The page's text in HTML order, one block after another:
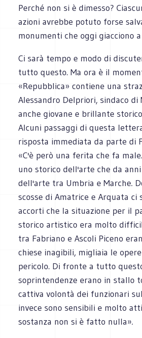
Perché non si è dimesso?
azioni avrebbe potuto forse
monumenti che oggi giacciono
Ci sarà tempo e modo di
tutto questo. Ma ora è il
«Repubblica» contiene una
Alessandro Delpriori, sindaco di
anche giovane e brillante
Alcuni passaggi di questa
risposta immediata da parte di
«C'è però una ferita che fa
uno storico dell'arte che da anni
dell'arte tra Umbria e Marche.
scosse di Amatrice e Arquata ci
accorti che la situazione per il
storico artistico era molto
tra Fabriano e Ascoli Piceno
chiese inagibili, migliaia le
pericolo. Di fronte a tutto
soprintendenze erano in stallo
cattiva volontà dei funzionari
invece sono sensibili e molto
sostanza non si è fatto nulla».